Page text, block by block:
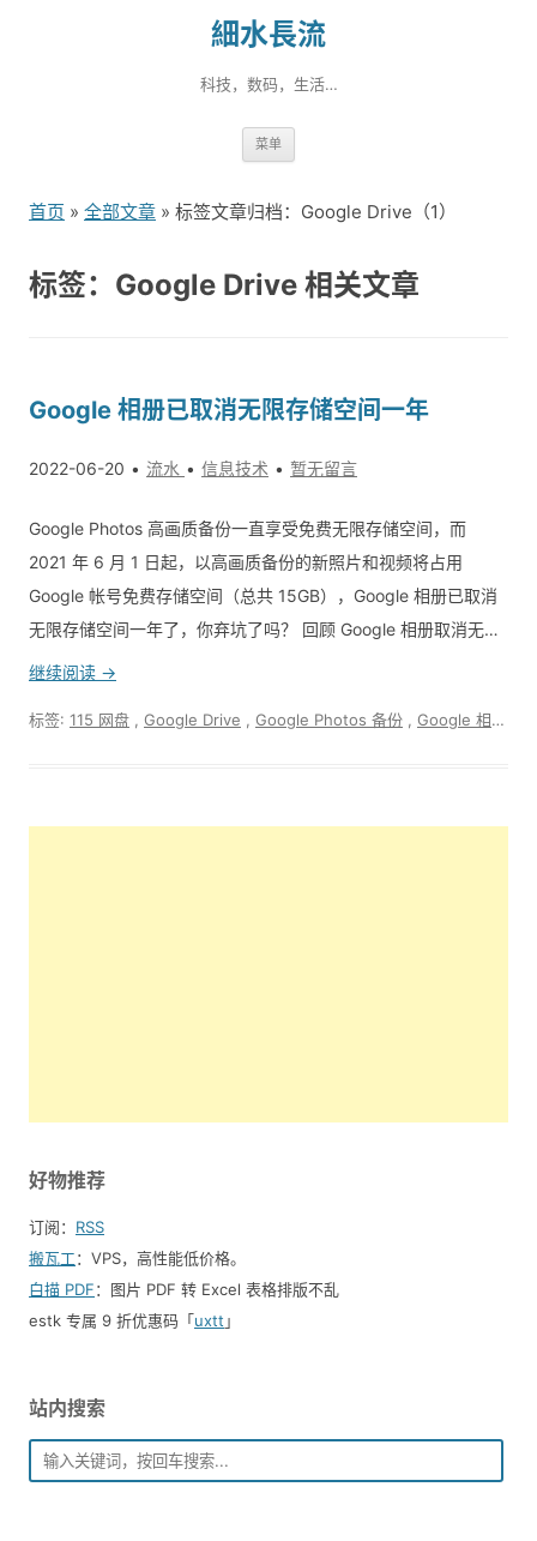
細水長流
科技，数码，生活…
菜单
到
首页 » 全部文章 » 标签文章归档：Google Drive（1）
标签：Google Drive 相关文章
Google 相册已取消无限存储空间一年
2022-06-20 流水 信息技术 暂无留言
Google Photos 高画质备份一直享受免费无限存储空间，而
2021 年 6 月 1 日起，以高画质备份的新照片和视频将占用
Google 帐号免费存储空间（总共 15GB），Google 相册已取消
无限存储空间一年了，你弃坑了吗？ 回顾 Google 相册取消无…
继续阅读 →
标签: 115 网盘 Google Drive Google Photos 备份 Google 相册
好物推荐
订阅： RSS
搬瓦工：VPS，高性能低价格。️
白描 PDF：图片 PDF 转 Excel 表格排版不乱
estk 专属 9 折优惠码「uxtt 」
站内搜索